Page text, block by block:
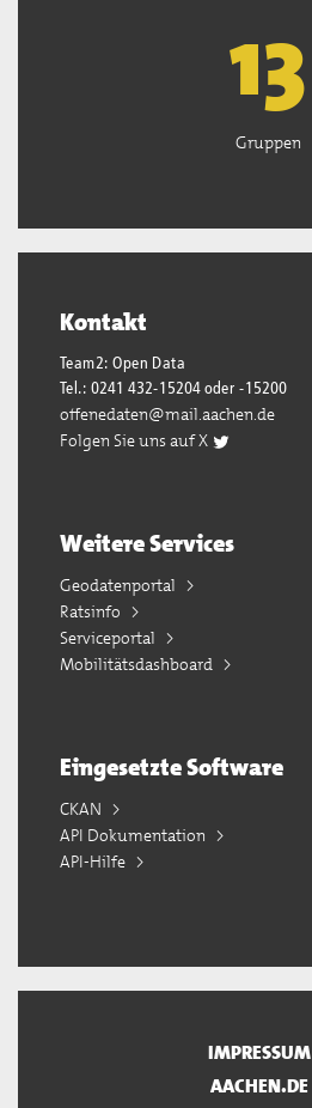
13
Gruppen
Kontakt
Team2: Open Data
Tel.: 0241 432-15204 oder -15200
offenedaten@mail.aachen.de
Folgen Sie uns auf X
Weitere Services
Geodatenportal
Ratsinfo
Serviceportal
Mobilitätsdashboard
Eingesetzte Software
CKAN
API Dokumentation
API-Hilfe
IMPRESSUM
AACHEN.DE